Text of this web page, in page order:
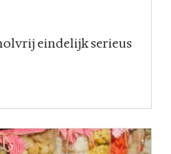
eindelijk serieus